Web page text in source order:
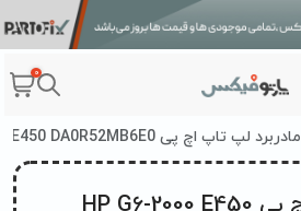
0
مادربرد لپ تاپ اچ پی HP G6-2000 E450 DA0R52MB6E0 بدون گرافیک AMD